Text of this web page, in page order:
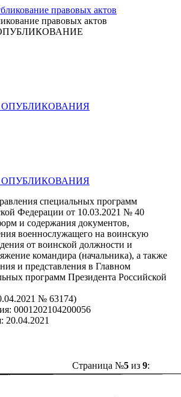
правовых актов
ОПУБЛИКОВАНИЯ
ОПУБЛИКОВАНИЯ
специальных программ
Федерации от 10.03.2021 № 40
и содержания документов,
военнослужащего на воинскую
от воинской должности и
командира (начальника), а также
и представления в Главном
программ Президента Российской
№ 63174)
0001202104200056
20.04.2021
Страница №5из 9: